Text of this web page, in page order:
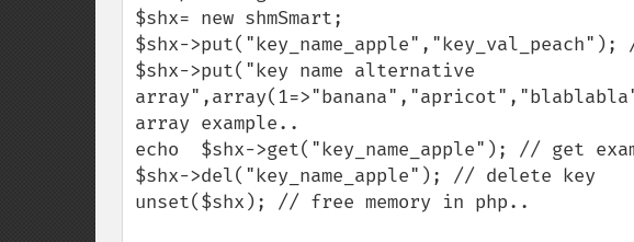
$shx= new shmSmart;
$shx-
$shx->put("key name alternative
array example..
echo  $shx->get("key_name_apple"); // get
$shx->del("key_name_apple"); // delete key
unset($shx); // free memory in php..